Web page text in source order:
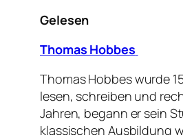
Gelesen
Thomas Hobbes
Thomas Hobbes wurde
lesen, schreiben und
Jahren, begann er sein
klassischen Ausbildung